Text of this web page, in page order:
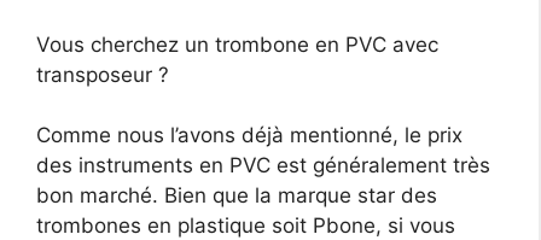
Vous cherchez un trombone en PVC avec
transposeur ?
Comme nous l’avons déjà mentionné, le prix
des instruments en PVC est généralement très
bon marché. Bien que la marque star des
trombones en plastique soit Pbone, si vous